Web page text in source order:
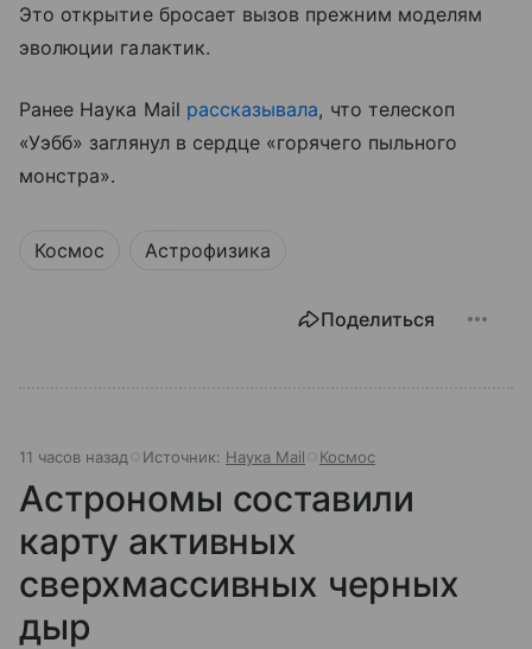
Это открытие бросает вызов прежним моделям
эволюции галактик.
Ранее Наука Mail рассказывала, что телескоп
«Уэбб» заглянул в сердце «горячего пыльного
монстра».
Космос Астрофизика
Поделиться
11 часов назад Источник: Наука Mail Космос
Астрономы составили
карту активных
сверхмассивных черных
дыр